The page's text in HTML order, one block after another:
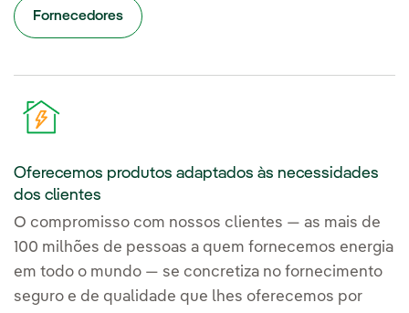
Fornecedores
Oferecemos produtos adaptados às necessidades
dos clientes
O compromisso com nossos clientes — as mais de
100 milhões de pessoas a quem fornecemos energia
em todo o mundo — se concretiza no fornecimento
seguro e de qualidade que lhes oferecemos por